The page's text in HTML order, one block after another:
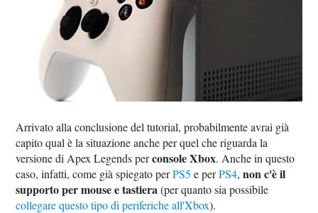
Arrivato alla conclusione del tutorial, probabilmente avrai già
capito qual è la situazione anche per quel che riguarda la
versione di Apex Legends perconsole Xbox. Anche in questo
caso, infatti, come già spiegato perPS5 e perPS4,non c'è il
supporto per mouse e tastiera(per quanto sia possibile
collegare questo tipo di periferiche all'Xbox).